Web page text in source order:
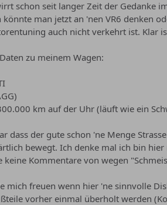
schon seit langer Zeit der Gedanke
könnte man jetzt an 'nen VR6 denken
auch nicht verkehrt ist. Klar
zu meinem Wagen:
km auf der Uhr (läuft wie ein
dass der gute schon 'ne Menge
bewegt. Ich denke mal ich bin
keine Kommentare von wegen
mich freuen wenn hier 'ne sinnvolle
vorher einmal überholt werden